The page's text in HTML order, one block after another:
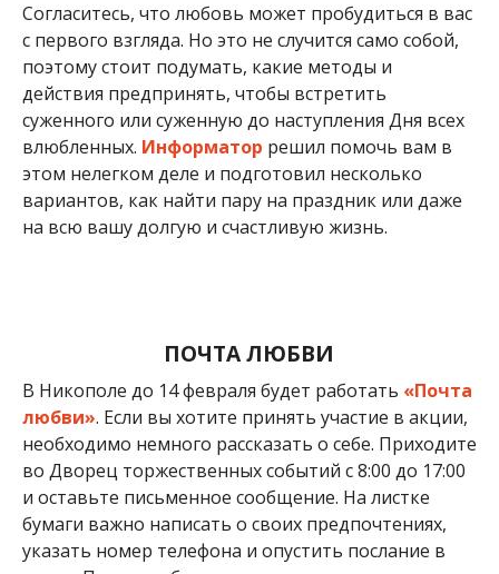
Согласитесь, что любовь может пробудиться в вас
с первого взгляда. Но это не случится само собой,
поэтому стоит подумать, какие методы и
действия предпринять, чтобы встретить
суженного или суженную до наступления Дня всех
влюбленных. Информатор решил помочь вам в
этом нелегком деле и подготовил несколько
вариантов, как найти пару на праздник или даже
на всю вашу долгую и счастливую жизнь.
ПОЧТА ЛЮБВИ
В Никополе до 14 февраля будет работать «Почта
любви». Если вы хотите принять участие в акции,
необходимо немного рассказать о себе. Приходите
во Дворец торжественных событий с 8:00 до 17:00
и оставьте письменное сообщение. На листке
бумаги важно написать о своих предпочтениях,
указать номер телефона и опустить послание в